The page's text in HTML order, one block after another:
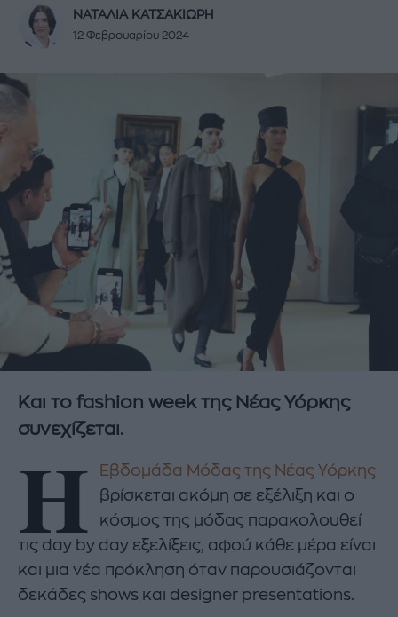
ΝΑΤΑΛΙΑ ΚΑΤΣΑΚΙΩΡΗ
12 Φεβρουαρίου 2024
Και το fashion week της Νέας Υόρκης
συνεχίζεται.
H
Εβδομάδα Μόδας της Νέας Υόρκης
βρίσκεται ακόμη σε εξέλιξη και ο
κόσμος της μόδας παρακολουθεί
τις day by day εξελίξεις, αφού κάθε μέρα είναι
και μια νέα πρόκληση όταν παρουσιάζονται
δεκάδες shows και designer presentations.